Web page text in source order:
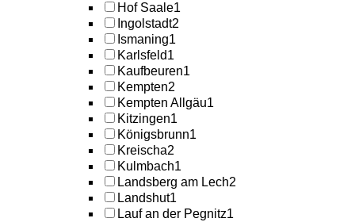
Hof Saale1
Ingolstadt2
Ismaning1
Karlsfeld1
Kaufbeuren1
Kempten2
Kempten Allgäu1
Kitzingen1
Königsbrunn1
Kreischa2
Kulmbach1
Landsberg am Lech2
Landshut1
Lauf an der Pegnitz1